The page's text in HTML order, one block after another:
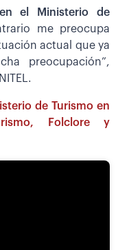
el Ministerio de
me preocupa
actual que ya
preocupación”,
de Turismo en
Folclore y